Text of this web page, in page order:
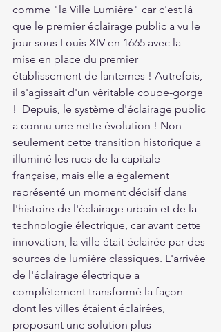
comme "la Ville Lumière" car c'est là
que le premier éclairage public a vu le
jour sous Louis XIV en 1665 avec la
mise en place du premier
établissement de lanternes ! Autrefois,
il s'agissait d'un véritable coupe-gorge
!  Depuis, le système d'éclairage public
a connu une nette évolution ! Non
seulement cette transition historique a
illuminé les rues de la capitale
française, mais elle a également
représenté un moment décisif dans
l'histoire de l'éclairage urbain et de la
technologie électrique, car avant cette
innovation, la ville était éclairée par des
sources de lumière classiques. L'arrivée
de l'éclairage électrique a
complètement transformé la façon
dont les villes étaient éclairées,
proposant une solution plus